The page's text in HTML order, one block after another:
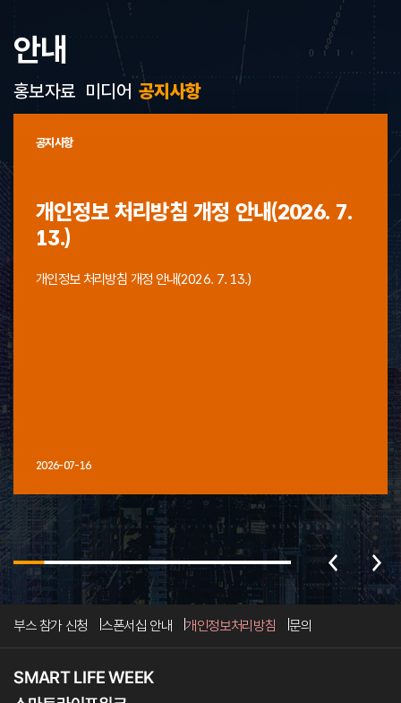
안내
공지사항
공지사항
개인정보 처리방침 개정 안내(2026. 7.
13.)
개인정보 처리방침 개정 안내(2026. 7. 13.)
2026-07-16
홍보자료 미디어
부스 참가 신청 스폰서십 안내 개인정보처리방침 문의